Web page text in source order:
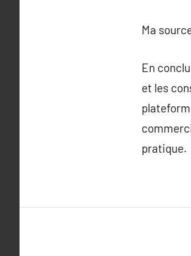
Ma
En
et les
pratique.